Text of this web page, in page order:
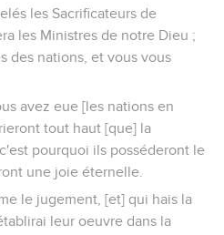
les Sacrificateurs de
les Ministres de notre Dieu ;
des nations, et vous vous
avez eue [les nations en
tout haut [que] la
pourquoi ils posséderont le
une joie éternelle.
le jugement, [et] qui hais la
leur oeuvre dans la